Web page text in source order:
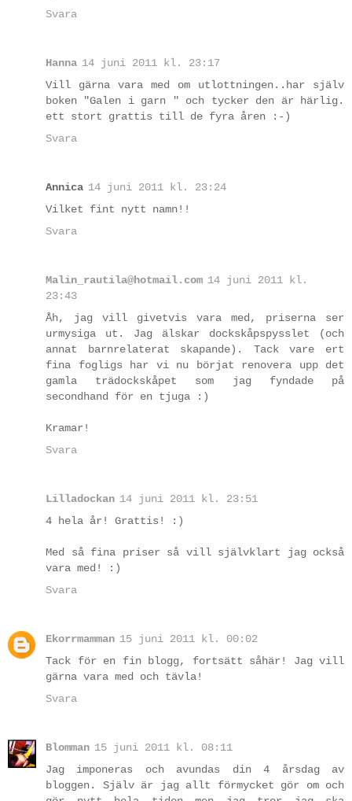
Svara
Hanna 14 juni 2011 kl. 23:17
Vill gärna vara med om utlottningen..har själv
boken "Galen i garn " och tycker den är härlig.
ett stort grattis till de fyra åren :-)
Svara
Annica 14 juni 2011 kl. 23:24
Vilket fint nytt namn!!
Svara
Malin_rautila@hotmail.com 14 juni 2011 kl.
23:43
Åh, jag vill givetvis vara med, priserna ser
urmysiga ut. Jag älskar dockskåpspysslet (och
annat barnrelaterat skapande). Tack vare ert
fina fogligs har vi nu börjat renovera upp det
gamla trädockskåpet som jag fyndade på
secondhand för en tjuga :)
Kramar!
Svara
Lilladockan 14 juni 2011 kl. 23:51
4 hela år! Grattis! :)
Med så fina priser så vill självklart jag också
vara med! :)
Svara
Ekorrmamman 15 juni 2011 kl. 00:02
Tack för en fin blogg, fortsätt såhär! Jag vill
gärna vara med och tävla!
Svara
Blomman 15 juni 2011 kl. 08:11
Jag imponeras och avundas din 4 årsdag av
bloggen. Själv är jag allt förmycket gör om och